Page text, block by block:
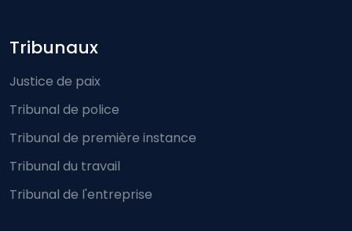
Footer-menu
Tribunaux
Justice de paix
Tribunal de police
Tribunal de première instance
Tribunal du travail
Tribunal de l'entreprise